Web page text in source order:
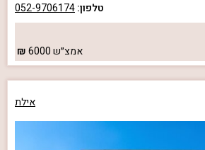
טלפון:052-9706174
אמצ״ש6000
אילת